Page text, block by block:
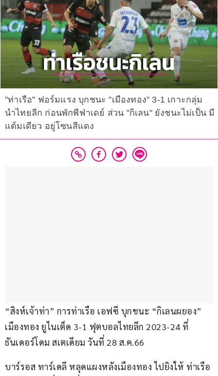
"ท่าเรือ" ฟอร์มแรง บุกชนะ "เมืองทอง" 3-1 เกาะกลุ่ม
นำไทยลีก ก่อนพักพีฟ่าเดย์ ส่วน "กิเลน" ยังชนะไม่เป็น มี
แต้มเดียว อยู่โซนสีแดง
“สิงห์เจ้าท่า” การท่าเรือ เอฟซี บุกชนะ “กิเลนผยอง”
เมืองทอง ยูไนเต็ด 3-1 ฟุตบอลไทยลีก 2023-24 ที่
ธันเดอร์โดม สเตเดียม วันที่ 28 ส.ค.66
บาร์รอส ทาร์เดลี หลุดแผงหลังเมืองทอง ไปยิงให้ ท่าเรือ